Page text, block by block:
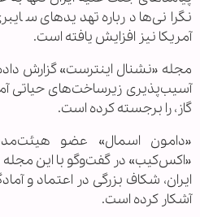
نگرانی‌ها درباره تهدیدهای
آمریکا نیز افزایش یافته است.
مجله «نشنال اینترست» گزارش
آسیب‌پذیری زیرساخت‌های حیاتی
گاز، را برجسته کرده است.
«دامون اسمال» عضو
«اکس‌کیب» در گفت‌وگو با این
ایران، شکاف بزرگی در اعتماد و
آشکار کرده است.